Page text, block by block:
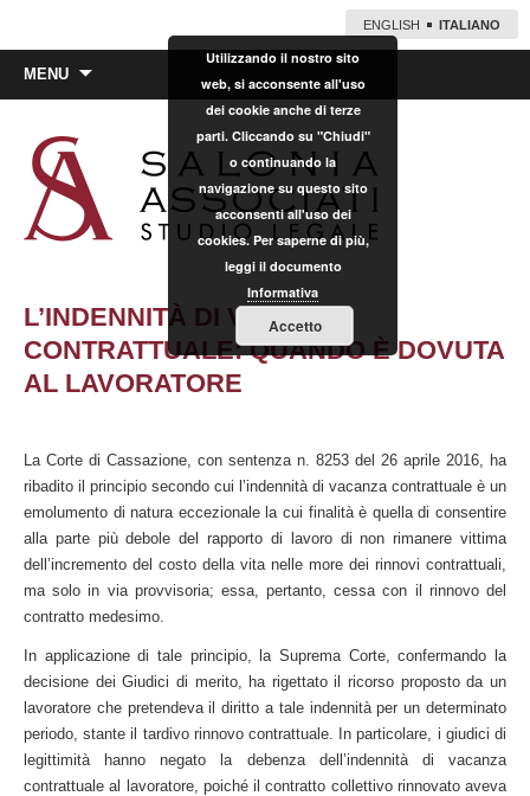
ENGLISH ITALIANO
MENU
L’INDENNITÀ DI VACANZA
CONTRATTUALE: QUANDO È DOVUTA
AL LAVORATORE
La Corte di Cassazione, con sentenza n. 8253 del 26 aprile 2016, ha
ribadito il principio secondo cui l’indennità di vacanza contrattuale è un
emolumento di natura eccezionale la cui finalità è quella di consentire
alla parte più debole del rapporto di lavoro di non rimanere vittima
dell’incremento del costo della vita nelle more dei rinnovi contrattuali,
ma solo in via provvisoria; essa, pertanto, cessa con il rinnovo del
contratto medesimo.
In applicazione di tale principio, la Suprema Corte, confermando la
decisione dei Giudici di merito, ha rigettato il ricorso proposto da un
lavoratore che pretendeva il diritto a tale indennità per un determinato
periodo, stante il tardivo rinnovo contrattuale. In particolare, i giudici di
legittimità hanno negato la debenza dell’indennità di vacanza
contrattuale al lavoratore, poiché il contratto collettivo rinnovato aveva
Utilizzando il nostro sito
web, si acconsente all'uso
dei cookie anche di terze
parti. Cliccando su "Chiudi"
o continuando la
navigazione su questo sito
acconsenti all'uso dei
cookies. Per saperne di più,
leggi il documento
Informativa
Accetto